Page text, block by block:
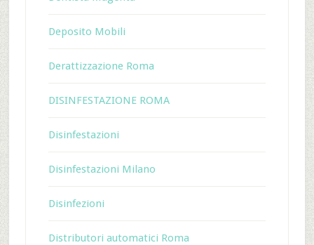
Deposito Mobili
Derattizzazione Roma
DISINFESTAZIONE ROMA
Disinfestazioni
Disinfestazioni Milano
Disinfezioni
Distributori automatici Roma